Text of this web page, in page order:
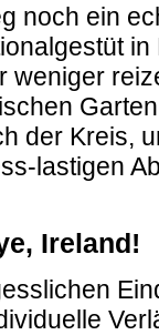
noch ein
weniger
der Kreis,
lastigen
Ireland!